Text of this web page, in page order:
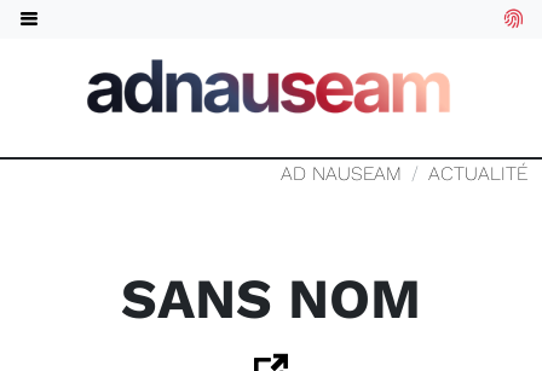
AD NAUSEAM ACTUALITÉ
SANS NOM